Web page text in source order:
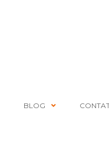
BLOG